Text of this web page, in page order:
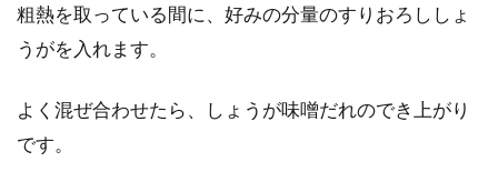
粗熱を取っている間に、好みの分量のすりおろししょ
うがを入れます。
よく混ぜ合わせたら、しょうが味噌だれのでき上がり
です。